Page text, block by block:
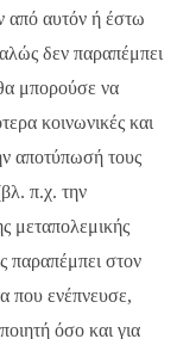
από αυτόν ή έστω
δεν παραπέμπει
μπορούσε να
κοινωνικές και
αποτύπωσή τους
π.χ. την
μεταπολεμικής
παραπέμπει στον
που ενέπνευσε,
όσο και για